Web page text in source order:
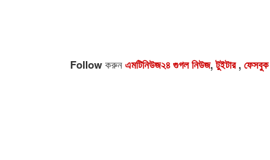
Followকরুনএমটিনিউজ২৪ গুগল নিউজ,টুইটার,ফেসবুক